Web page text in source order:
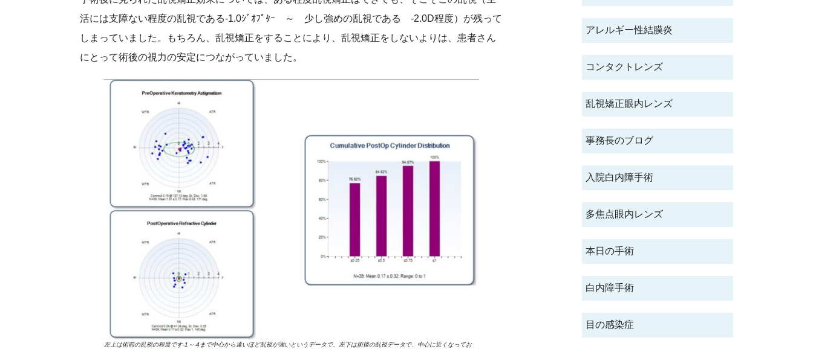
アレルギー性結膜炎
コンタクトレンズ
乱視矯正眼内レンズ
事務長のブログ
入院白内障手術
多焦点眼内レンズ
本日の手術
白内障手術
目の感染症
活には支障ない程度の乱視である-1.0ｼﾞｵﾌﾟﾀｰ ～ 少し強めの乱視である -2.0D程度）が残って
しまっていました。もちろん、乱視矯正をすることにより、乱視矯正をしないよりは、患者さん
にとって術後の視力の安定につながっていました。
左上は術前の乱視の程度です-1～-4まで中心から遠いほど乱視が強いというデータで、左下は術後の乱視データで、中心に近くなってお